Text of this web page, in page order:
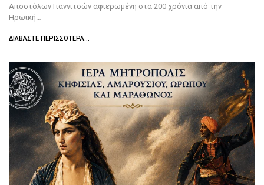
Αποστόλων Γιαννιτσών αφιερωμένη στα 200 χρόνια από την
Ηρωική…
ΔΙΑΒΆΣΤΕ ΠΕΡΙΣΣΌΤΕΡΑ...